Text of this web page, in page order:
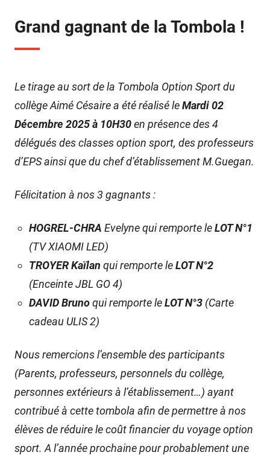
Grand gagnant de la Tombola !
Le tirage au sort de la Tombola Option Sport du
collège Aimé Césaire a été réalisé leMardi 02
Décembre 2025 à 10H30en présence des 4
délégués des classes option sport, des professeurs
d’EPS ainsi que du chef d’établissement M.Guegan.
Félicitation à nos 3 gagnants :
HOGREL-CHRA Evelyne qui remporte leLOT N°1
(TV XIAOMI LED)
TROYER Kaïlan qui remporte leLOT N°2
(Enceinte JBL GO 4)
DAVID Brunoqui remporte leLOT N°3 (Carte
cadeau ULIS 2)
Nous remercions l’ensemble des participants
(Parents, professeurs, personnels du collège,
personnes extérieurs à l’établissement…) ayant
contribué à cette tombola afin de permettre à nos
élèves de réduire le coût financier du voyage option
sport. A l’année prochaine pour probablement une